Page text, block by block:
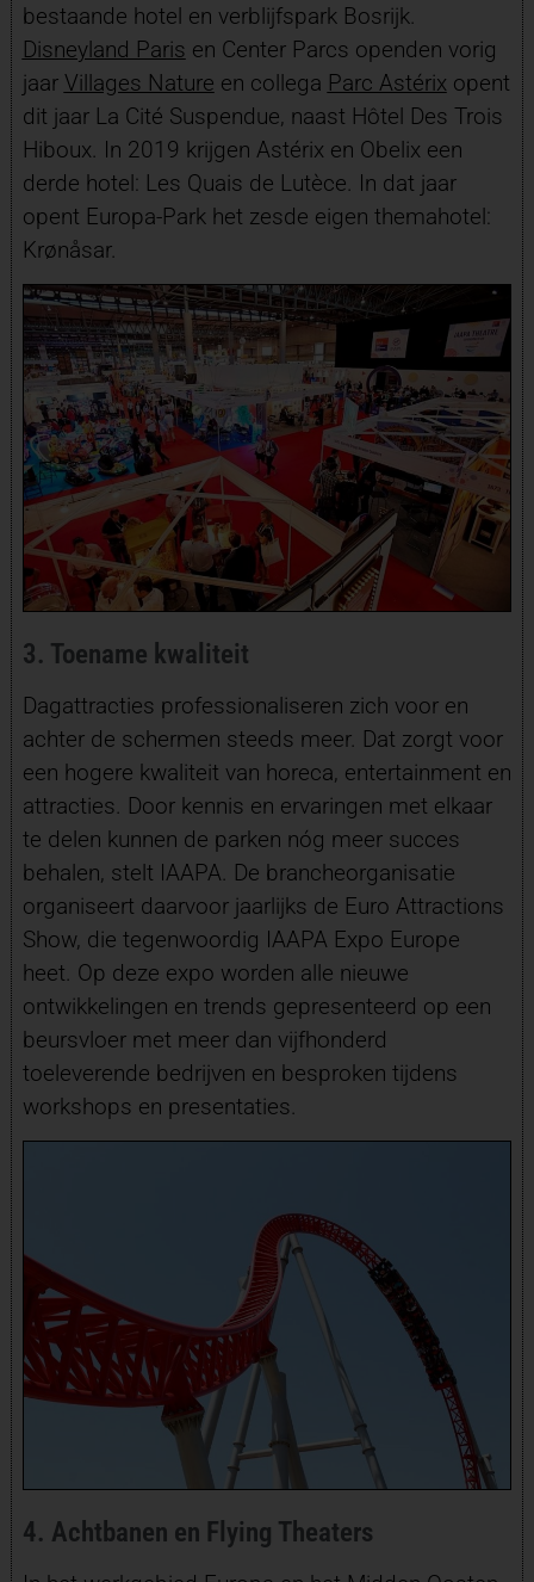
bestaande hotel en verblijfspark Bosrijk.
Disneyland Paris en Center Parcs openden vorig
jaar Villages Nature en collega Parc Astérix opent
dit jaar La Cité Suspendue, naast Hôtel Des Trois
Hiboux. In 2019 krijgen Astérix en Obelix een
derde hotel: Les Quais de Lutèce. In dat jaar
opent Europa-Park het zesde eigen themahotel:
Krønåsar.
3. Toename kwaliteit
Dagattracties professionaliseren zich voor en
achter de schermen steeds meer. Dat zorgt voor
een hogere kwaliteit van horeca, entertainment en
attracties. Door kennis en ervaringen met elkaar
te delen kunnen de parken nóg meer succes
behalen, stelt IAAPA. De brancheorganisatie
organiseert daarvoor jaarlijks de Euro Attractions
Show, die tegenwoordig IAAPA Expo Europe
heet. Op deze expo worden alle nieuwe
ontwikkelingen en trends gepresenteerd op een
beursvloer met meer dan vijfhonderd
toeleverende bedrijven en besproken tijdens
workshops en presentaties.
4. Achtbanen en Flying Theaters